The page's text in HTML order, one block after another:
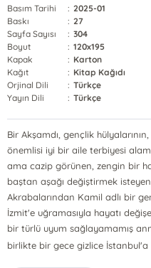
Basım Tarihi
: 2025-01
Baskı
: 27
Sayfa Sayısı
: 304
Boyut
: 120x195
Kapak
: Karton
Kağıt
: Kitap Kağıdı
Orjinal Dili
: Türkçe
Yayın Dili
: Türkçe
Bir Akşamdı, gençlik
önemlisi iyi bir aile terbiyesi
ama cazip görünen, zengin bir
baştan aşağı değiştirmek isteyen
Akrabalarından Kamil adlı bir
İzmit'e uğramasıyla hayatı
bir türlü uyum sağlayamamış
birlikte bir gece gizlice İstanbul'a